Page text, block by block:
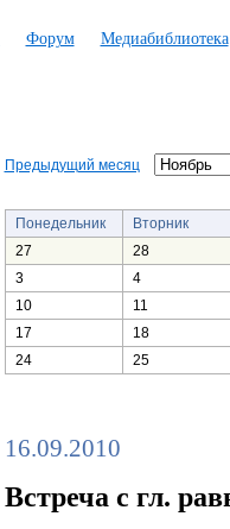
Форум Медиабиблиотека
Предыдущий месяц
Понедельник
Вторник
27
28
3
4
10
11
17
18
24
25
16.09.2010
Встреча с гл.